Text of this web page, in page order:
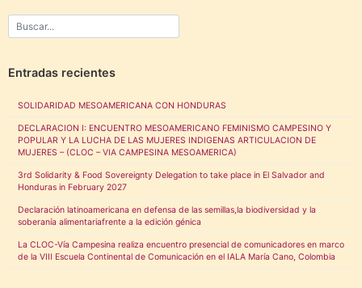
Entradas recientes
SOLIDARIDAD MESOAMERICANA CON HONDURAS
DECLARACION I: ENCUENTRO MESOAMERICANO FEMINISMO CAMPESINO Y
POPULAR Y LA LUCHA DE LAS MUJERES INDIGENAS ARTICULACION DE
MUJERES – (CLOC – VIA CAMPESINA MESOAMERICA)
3rd Solidarity & Food Sovereignty Delegation to take place in El Salvador and
Honduras in February 2027
Declaración latinoamericana en defensa de las semillas,la biodiversidad y la
soberanía alimentariafrente a la edición génica
La CLOC-Vía Campesina realiza encuentro presencial de comunicadores en marco
de la VIII Escuela Continental de Comunicación en el IALA María Cano, Colombia